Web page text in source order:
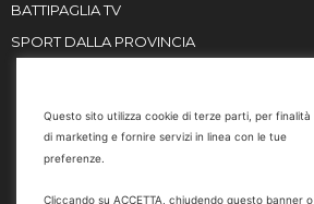
BATTIPAGLIA TV
SPORT DALLA PROVINCIA
Email
Questo sito utilizza cookie di terze parti, per finalità
di marketing e fornire servizi in linea con le tue
preferenze.
Cliccando su ACCETTA, chiudendo questo banner o